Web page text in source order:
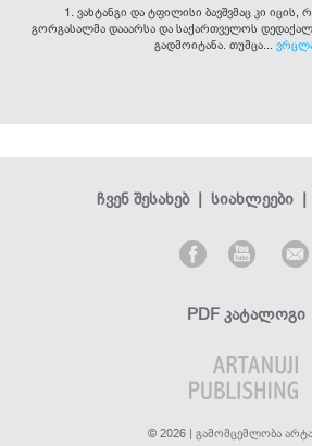
1. ვახტანგი და ტფილისი ბავშვმაც კი იცის,
გორგასალმა დააარსა და საქართველოს
გადმოიტანა. თუმცა...
ჩვენ შესახებ| სიახლეები|
PDF კატალოგი
© 2026 | გამომცემლობა